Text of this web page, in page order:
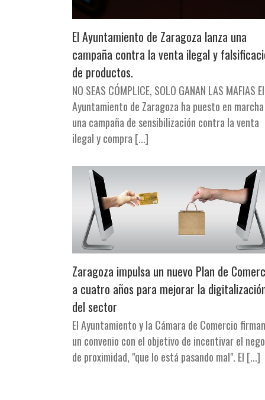
El Ayuntamiento de Zaragoza lanza una
campaña contra la venta ilegal y
de productos.
NO SEAS CÓMPLICE, SOLO GANAN LAS MAFIAS El
Ayuntamiento de Zaragoza ha puesto en marcha
una campaña de sensibilización contra la venta
ilegal y compra [...]
Zaragoza impulsa un nuevo Plan de
a cuatro años para mejorar la
del sector
El Ayuntamiento y la Cámara de Comercio firman
un convenio con el objetivo de incentivar el
de proximidad, "que lo está pasando mal". El [...]